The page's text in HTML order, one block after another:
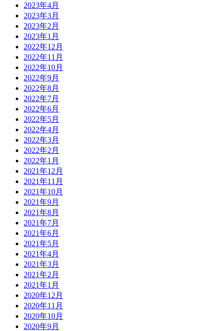
2023年4月
2023年3月
2023年2月
2023年1月
2022年12月
2022年11月
2022年10月
2022年9月
2022年8月
2022年7月
2022年6月
2022年5月
2022年4月
2022年3月
2022年2月
2022年1月
2021年12月
2021年11月
2021年10月
2021年9月
2021年8月
2021年7月
2021年6月
2021年5月
2021年4月
2021年3月
2021年2月
2021年1月
2020年12月
2020年11月
2020年10月
2020年9月